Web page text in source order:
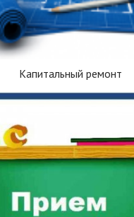
Капитальный ремонт